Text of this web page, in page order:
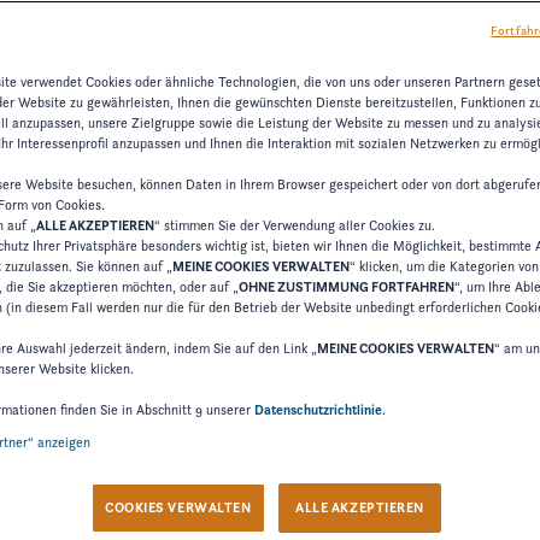
darin, alle Kunden bei ihren Wassersportprojekten zu
und der Vertrieb von Freizeit- und Sportbooten ("
usw.), insbesondere der MarkeFOUR WINNS.
Daten von Personen (Kunden und
gekauft, bestellt oder Interesse an ihnen gezeigt
Ihr Zweck ist es, Ihnen zu erklären, wie wir Ihre
werden Ihnen zum Zeitpunkt der Erhebung Ihrer
Fachmann, wenn Sie gesetzlicher Vertreter oder
die Kunde ist.
verwendet Cookies oder ähnliche Technologien, die von uns oder unseren Partnern
Website zu gewährleisten, Ihnen die gewünschten Dienste bereitzustellen, Funktionen
anzupassen, unsere Zielgruppe sowie die Leistung der Website zu messen und zu
Interessenprofil anzupassen und Ihnen die Interaktion mit sozialen Netzwerken zu
Website besuchen, können Daten in Ihrem Browser gespeichert oder von dort
von Cookies.
auf „ALLE AKZEPTIEREN“ stimmen Sie der Verwendung aller Cookies zu.
Ihrer Privatsphäre besonders wichtig ist, bieten wir Ihnen die Möglichkeit, bestimmte
Sie können auf „MEINE COOKIES VERWALTEN“ klicken, um die Kategorien
die Sie akzeptieren möchten, oder auf „OHNE ZUSTIMMUNG FORTFAHREN“, um Ihre
(in diesem Fall werden nur die für den Betrieb der Website unbedingt erforderlichen
Auswahl jederzeit ändern, indem Sie auf den Link „MEINE COOKIES VERWALTEN“ am
Website klicken.
finden Sie in Abschnitt 9 unserer Datenschutzrichtlinie.
anzeigen
COOKIES VERWALTEN ALLE AKZEPTIEREN